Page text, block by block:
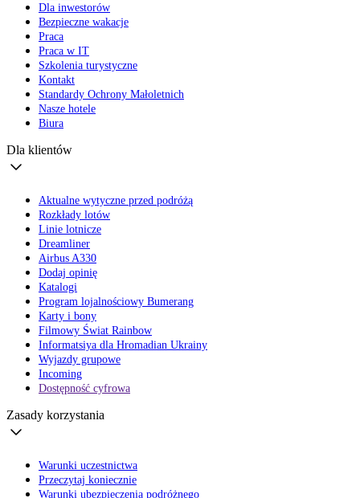
Dla inwestorów
Bezpieczne wakacje
Praca
Praca w IT
Szkolenia turystyczne
Kontakt
Standardy Ochrony Małoletnich
Nasze hotele
Biura
Dla klientów
Aktualne wytyczne przed podróżą
Rozkłady lotów
Linie lotnicze
Dreamliner
Airbus A330
Dodaj opinię
Katalogi
Program lojalnościowy Bumerang
Karty i bony
Filmowy Świat Rainbow
Informatsiya dla Hromadian Ukrainy
Wyjazdy grupowe
Incoming
Dostępność cyfrowa
Zasady korzystania
Warunki uczestnictwa
Przeczytaj koniecznie
Warunki ubezpieczenia podróżnego